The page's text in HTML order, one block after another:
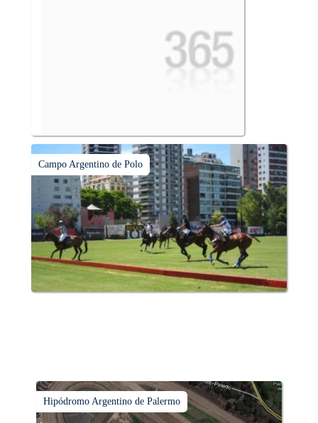
Campo Argentino de Polo
Hipódromo Argentino de Palermo